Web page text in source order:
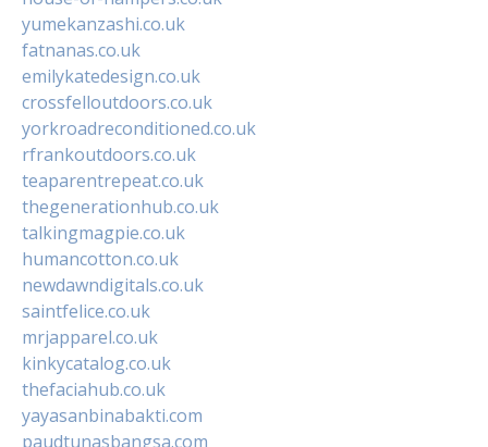
yumekanzashi.co.uk
fatnanas.co.uk
emilykatedesign.co.uk
crossfelloutdoors.co.uk
yorkroadreconditioned.co.uk
rfrankoutdoors.co.uk
teaparentrepeat.co.uk
thegenerationhub.co.uk
talkingmagpie.co.uk
humancotton.co.uk
newdawndigitals.co.uk
saintfelice.co.uk
mrjapparel.co.uk
kinkycatalog.co.uk
thefaciahub.co.uk
yayasanbinabakti.com
paudtunasbangsa.com